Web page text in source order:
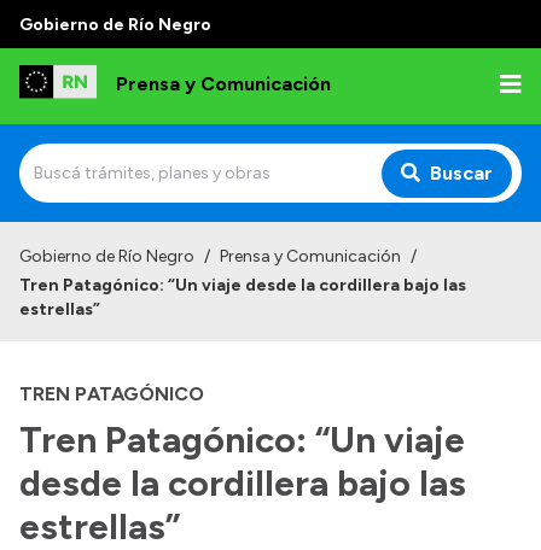
Gobierno de Río Negro
Prensa y Comunicación
Buscar
Institucional
Referentes de prensa
Archivo de noticias
Transparencia
Gobierno de Río Negro / Prensa y Comunicación /
Tren Patagónico: “Un viaje desde la cordillera bajo las
estrellas”
TREN PATAGÓNICO
Tren Patagónico: “Un viaje
desde la cordillera bajo las
estrellas”